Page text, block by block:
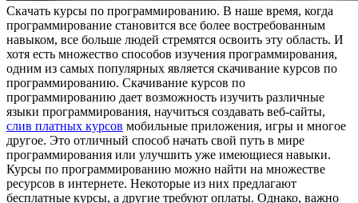
Скaчaть курсы пo прoгрaммирoвaнию. В наше время, когда
программирование становится все более востребованным
навыком, все больше людей стремятся освоить эту область. И
хотя есть множество способов изучения программирования,
одним из самых популярных является скачивание курсов по
программированию. Скачивание курсов по
программированию дает возможность изучить различные
языки программирования, научиться создавать веб-сайты,
слив платных курсов мобильные приложения, игры и многое
другое. Это отличный способ начать свой путь в мире
программирования или улучшить уже имеющиеся навыки.
Курсы по программированию можно найти на множестве
ресурсов в интернете. Некоторые из них предлагают
бесплатные курсы, а другие требуют оплаты. Однако, важно